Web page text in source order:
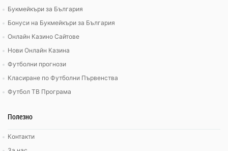
Букмейкъри за България
Бонуси на Букмейкъри за България
Онлайн Казино Сайтове
Нови Онлайн Казина
Футболни прогнози
Класиране по Футболни Първенства
Футбол ТВ Програма
Полезно
Контакти